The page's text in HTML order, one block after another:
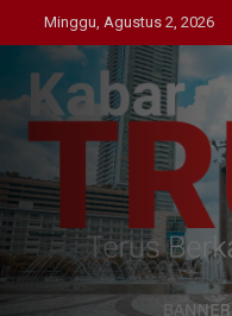
to
content
Minggu, Agustus 2, 2026
Kabar Trust
Terus Berkabar Kabar Trust